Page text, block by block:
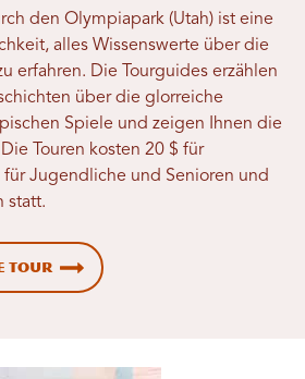
den Olympiapark (Utah) ist eine
alles Wissenswerte über die
erfahren. Die Tourguides erzählen
über die glorreiche
Spiele und zeigen Ihnen die
Touren kosten 20 $ für
für Jugendliche und Senioren und
statt.
Tour